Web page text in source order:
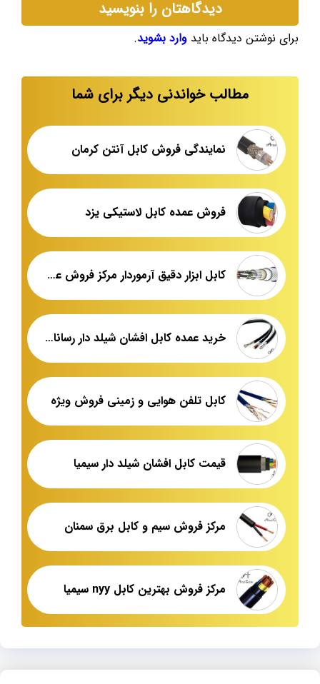
دیدگاهتان را بنویسید
برای نوشتن دیدگاه باید وارد بشوید.
مطالب خواندنی دیگر برای شما
نمایندگی فروش کابل آنتن کرمان
فروش عمده کابل لاستیکی یزد
کابل ابزار دقیق آرموردار مرکز فروش عمده
خرید عمده کابل افشان شیلد دار رسانا اراک
کابل تلفن هوایی و زمینی فروش ویژه
قیمت کابل افشان شیلد دار سیمیا
مرکز فروش سیم و کابل برق سمنان
مرکز فروش بهترین کابل nyy سیمیا